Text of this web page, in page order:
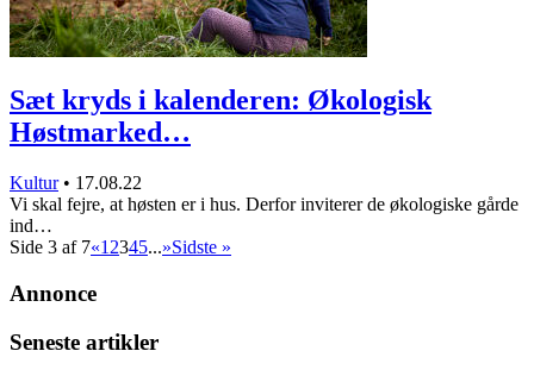
Sæt kryds i kalenderen: Økologisk
Høstmarked…
Kultur • 17.08.22
Vi skal fejre, at høsten er i hus. Derfor inviterer de økologiske gårde
ind…
Side 3 af 7«1 2345...»Sidste »
Annonce
Seneste artikler